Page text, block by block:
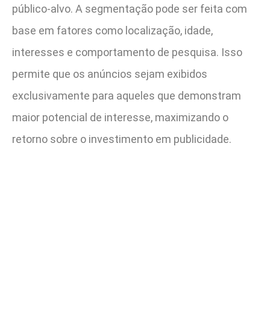
público-alvo. A segmentação pode ser feita com
base em fatores como localização, idade,
interesses e comportamento de pesquisa. Isso
permite que os anúncios sejam exibidos
exclusivamente para aqueles que demonstram
maior potencial de interesse, maximizando o
retorno sobre o investimento em publicidade.